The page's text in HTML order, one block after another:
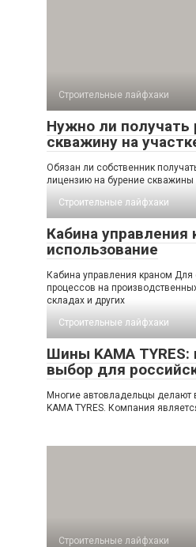
Строительные лайфхаки
Нужно ли получать
скважину на
Обязан ли собственник
лицензию на бурение скважины
Строительные лайфхаки
Кабина
использование
Кабина управления краном Для
процессов на
складах и других
Строительные лайфхаки
Шины KAMA
выбор для
Многие автовладельцы делают
KAMA TYRES. Компания
Строительные лайфхаки